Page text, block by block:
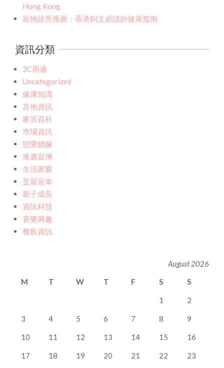
Hong Kong
寵物診所推薦：香港飼主必讀的健康指南
資訊分類
3C周邊
Uncategorized
健康知識
其他資訊
家居百科
市場資訊
戀愛婚嫁
推廣宣傳
生活家庭
至親寵幸
親子成長
資訊科技
音樂興趣
餐飲資訊
August 2026
M
T W T F S S
1 2
3 4 5 6 7 8 9
10 11 12 13 14 15 16
17 18 19 20 21 22 23